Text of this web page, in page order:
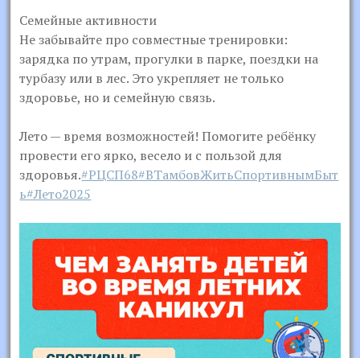
Семейные активности
Не забывайте про совместные тренировки:
зарядка по утрам, прогулки в парке, поездки на
турбазу или в лес. Это укрепляет не только
здоровье, но и семейную связь.
Лето — время возможностей! Помогите ребёнку
провести его ярко, весело и с пользой для
здоровья.#РЦСП68#ВТамбовЖитьСпортивнымБыт
ь#Лето2025